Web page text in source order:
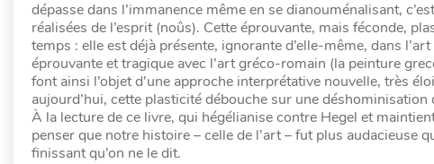
dépasse dans l’immanence même en se dianouménalisant,
réalisées de l’esprit (noûs). Cette éprouvante, mais féconde,
temps : elle est déjà présente, ignorante d’elle-même, dans
éprouvante et tragique avec l’art gréco-romain (la peinture
font ainsi l’objet d’une approche interprétative nouvelle, très
aujourd’hui, cette plasticité débouche sur une déshominisation
À la lecture de ce livre, qui hégélianise contre Hegel et
penser que notre histoire – celle de l’art – fut plus audacieuse
finissant qu’on ne le dit.